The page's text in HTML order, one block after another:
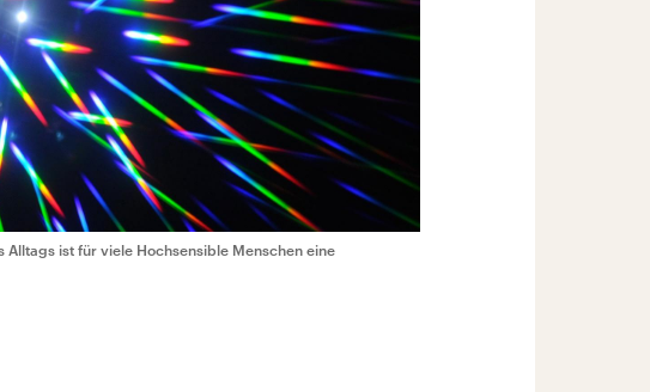
ist für viele Hochsensible Menschen eine